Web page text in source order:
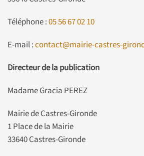
Téléphone :05 56 67 02 10
E-mail :contact@mairie-castres-
Directeur de la publication
Madame Gracia PEREZ
Mairie de Castres-Gironde
1 Place de la Mairie
33640 Castres-Gironde